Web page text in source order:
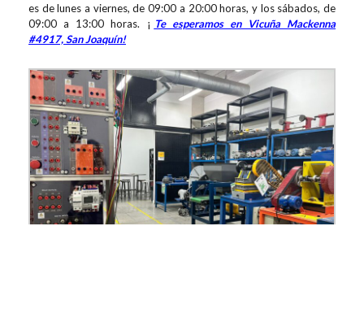
es de lunes a viernes, de 09:00 a 20:00 horas, y los sábados, de
09:00 a 13:00 horas. ¡ Te esperamos en Vicuña Mackenna
#4917, San Joaquín!